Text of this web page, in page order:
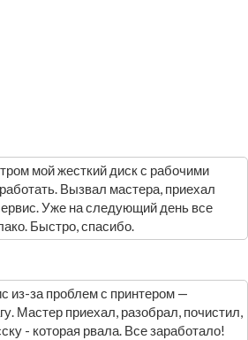
мой жесткий диск с рабочими
Вызвал мастера, приехал
Уже на следующий день все
Быстро, спасибо.
из-за проблем с принтером —
Мастер приехал, разобрал, почистил,
- которая рвала. Все заработало!